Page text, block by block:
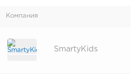
Компания
SmartyKids